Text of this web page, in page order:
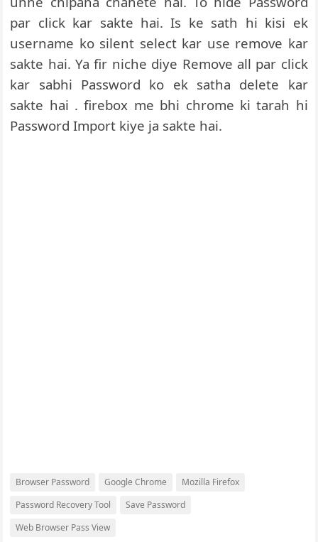
par click kar sakte hai. Is ke sath hi kisi ek
username ko silent select kar use remove kar
sakte hai. Ya fir niche diye Remove all par click
kar sabhi Password ko ek satha delete kar
sakte hai . firebox me bhi chrome ki tarah hi
Password Import kiye ja sakte hai.
Browser Password Google Chrome
Mozilla Firefox
Password Recovery Tool
Save Password
Web Browser Pass View